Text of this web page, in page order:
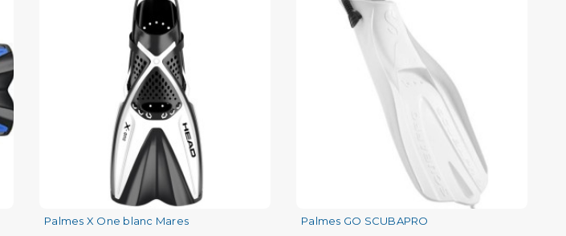
Palmes X One blanc Mares Palmes GO SCUBAPRO